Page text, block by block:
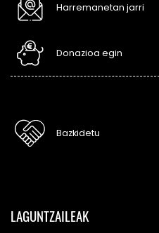
Harremanetan jarri
Donazioa egin
Bazkidetu
LAGUNTZAILEAK